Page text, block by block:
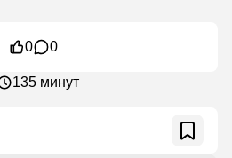
0 0
135 минут